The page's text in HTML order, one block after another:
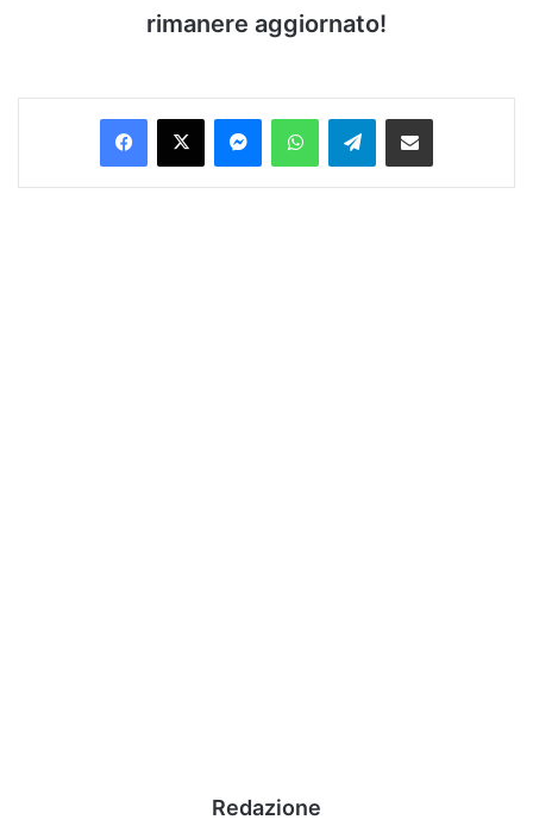
rimanere aggiornato!
Facebook
X MessengerWhatsAppTelegramCondividi via Email
Redazione